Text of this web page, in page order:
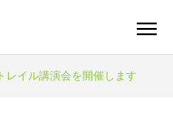
レイル講演会を開催します